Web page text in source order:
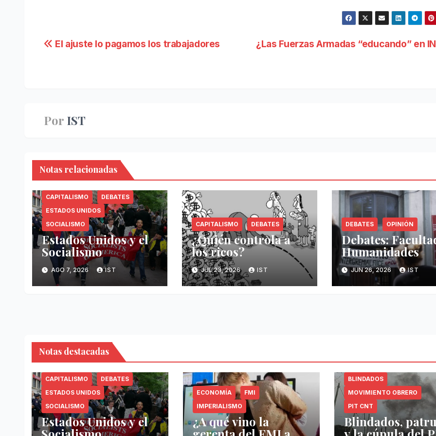
Navegación
¿Las Fuerzas Armadas “educando” en
El ajuste lo pagamos los trabajadores
Por IST
Notas relacionadas
CAPITALISMO
DEBATES
ESTADOS UNIDOS
SOCIALISMO
Estados Unidos y el
Socialismo
AGO 7, 2026 IST
CAPITALISMO DEBATES
¿Quién controla a
los ricos?
JUL 23, 2026 IST
DEBATES OPINIÓN
Debates:
Humanidades
JUN 26, 2026 IST
Notas destacadas
CAPITALISMO
DEBATES
ESTADOS UNIDOS
SOCIALISMO
Estados Unidos y el
ECONOMÍA
FMI
IMPERIALISMO
¿A qué vino la
BLINDADOS
MOVIMIENTO OBRERO
PIT CNT
Blindados,